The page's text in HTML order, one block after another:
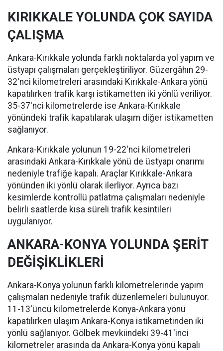
KIRIKKALE YOLUNDA ÇOK SAYIDA
ÇALIŞMA
Ankara-Kırıkkale yolunda farklı noktalarda yol yapım ve
üstyapı çalışmaları gerçekleştiriliyor. Güzergâhın 29-
32'nci kilometreleri arasındaki Kırıkkale-Ankara yönü
kapatılırken trafik karşı istikametten iki yönlü veriliyor.
35-37'nci kilometrelerde ise Ankara-Kırıkkale
yönündeki trafik kapatılarak ulaşım diğer istikametten
sağlanıyor.
Ankara-Kırıkkale yolunun 19-22'nci kilometreleri
arasındaki Ankara-Kırıkkale yönü de üstyapı onarımı
nedeniyle trafiğe kapalı. Araçlar Kırıkkale-Ankara
yönünden iki yönlü olarak ilerliyor. Ayrıca bazı
kesimlerde kontrollü patlatma çalışmaları nedeniyle
belirli saatlerde kısa süreli trafik kesintileri
uygulanıyor.
ANKARA-KONYA YOLUNDA ŞERİT
DEĞİŞİKLİKLERİ
Ankara-Konya yolunun farklı kilometrelerinde yapım
çalışmaları nedeniyle trafik düzenlemeleri bulunuyor.
11-13'üncü kilometrelerde Konya-Ankara yönü
kapatılırken ulaşım Ankara-Konya istikametinden iki
yönlü sağlanıyor. Gölbek mevkiindeki 39-41'inci
kilometreler arasında da Ankara-Konya yönü kapalı